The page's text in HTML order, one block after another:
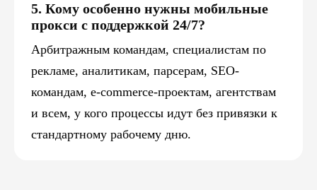
5. Кому особенно нужны мобильные
прокси с поддержкой 24/7?
Арбитражным командам, специалистам по
рекламе, аналитикам, парсерам, SEO-
командам, e-commerce-проектам, агентствам
и всем, у кого процессы идут без привязки к
стандартному рабочему дню.